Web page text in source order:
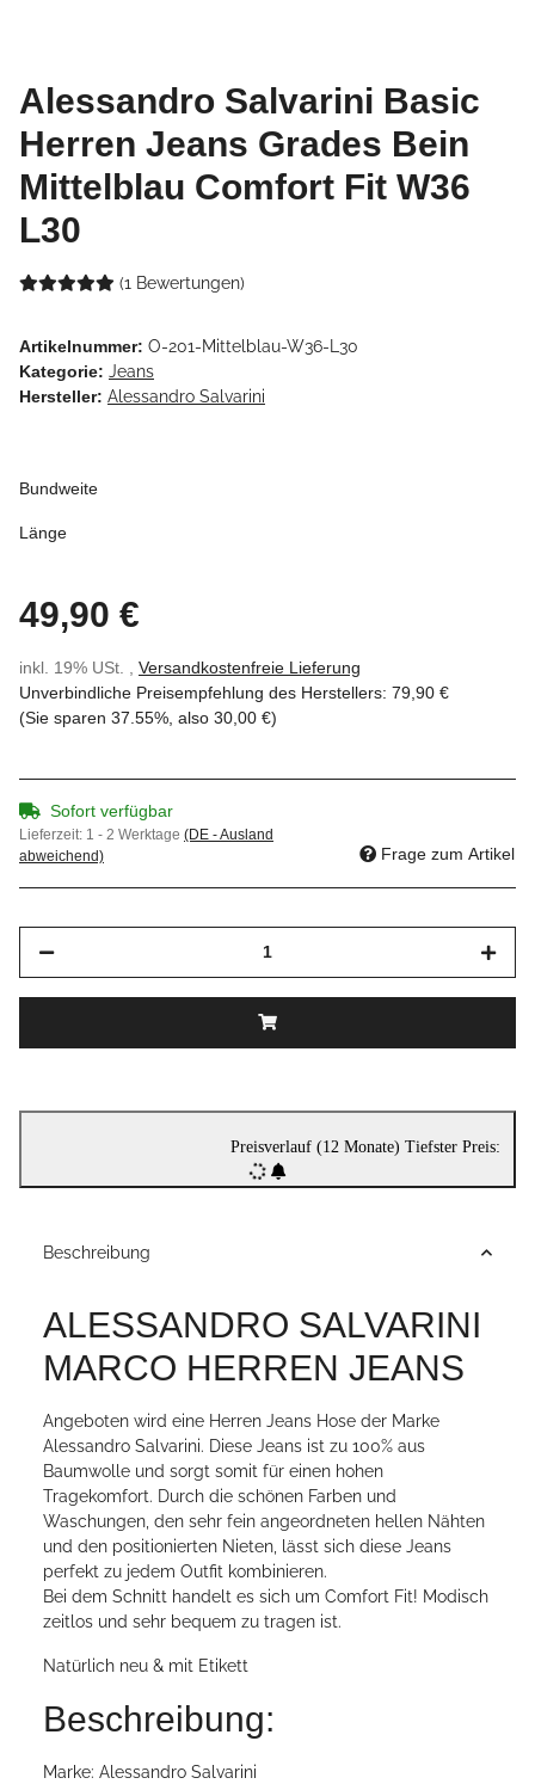
Alessandro Salvarini Basic
Herren Jeans Grades Bein
Mittelblau Comfort Fit W36
L30
(1 Bewertungen)
Artikelnummer: O-201-Mittelblau-W36-L30
Kategorie: Jeans
Hersteller: Alessandro Salvarini
Bundweite
Länge
49,90 €
inkl. 19% USt. , Versandkostenfreie Lieferung
Unverbindliche Preisempfehlung des Herstellers: 79,90 €
(Sie sparen 37.55% , also 30,00 €)
Sofort verfügbar
Lieferzeit: 1 - 2 Werktage (DE - Ausland
abweichend)
Frage zum Artikel
Preisverlauf (12 Monate)
Beschreibung
ALESSANDRO SALVARINI
MARCO HERREN JEANS
Angeboten wird eine Herren Jeans Hose der Marke
Alessandro Salvarini. Diese Jeans ist zu 100% aus
Baumwolle und sorgt somit für einen hohen
Tragekomfort. Durch die schönen Farben und
Waschungen, den sehr fein angeordneten hellen Nähten
und den positionierten Nieten, lässt sich diese Jeans
perfekt zu jedem Outfit kombinieren.
Bei dem Schnitt handelt es sich um Comfort Fit! Modisch
zeitlos und sehr bequem zu tragen ist.
Natürlich neu & mit Etikett
Beschreibung:
Marke: Alessandro Salvarini